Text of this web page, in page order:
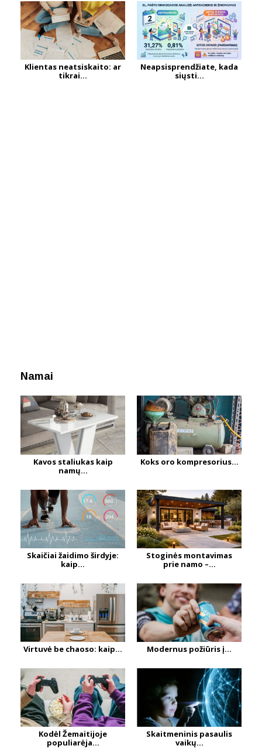
Klientas neatsiskaito: ar
tikrai...
Neapsisprendžiate, kada
siųsti...
Namai
Kavos staliukas kaip
namų...
Koks oro kompresorius...
Skaičiai žaidimo širdyje:
kaip...
Stoginės montavimas
prie namo –...
Virtuvė be chaoso: kaip... Modernus požiūris į...
Kodėl Žemaitijoje
populiarėja...
Skaitmeninis pasaulis
vaikų...